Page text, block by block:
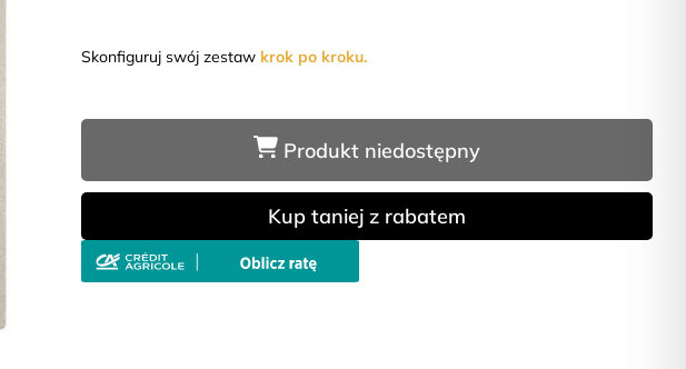
Skonfiguruj swój zestaw krok po kroku.
Produkt niedostępny
Kup taniej z rabatem